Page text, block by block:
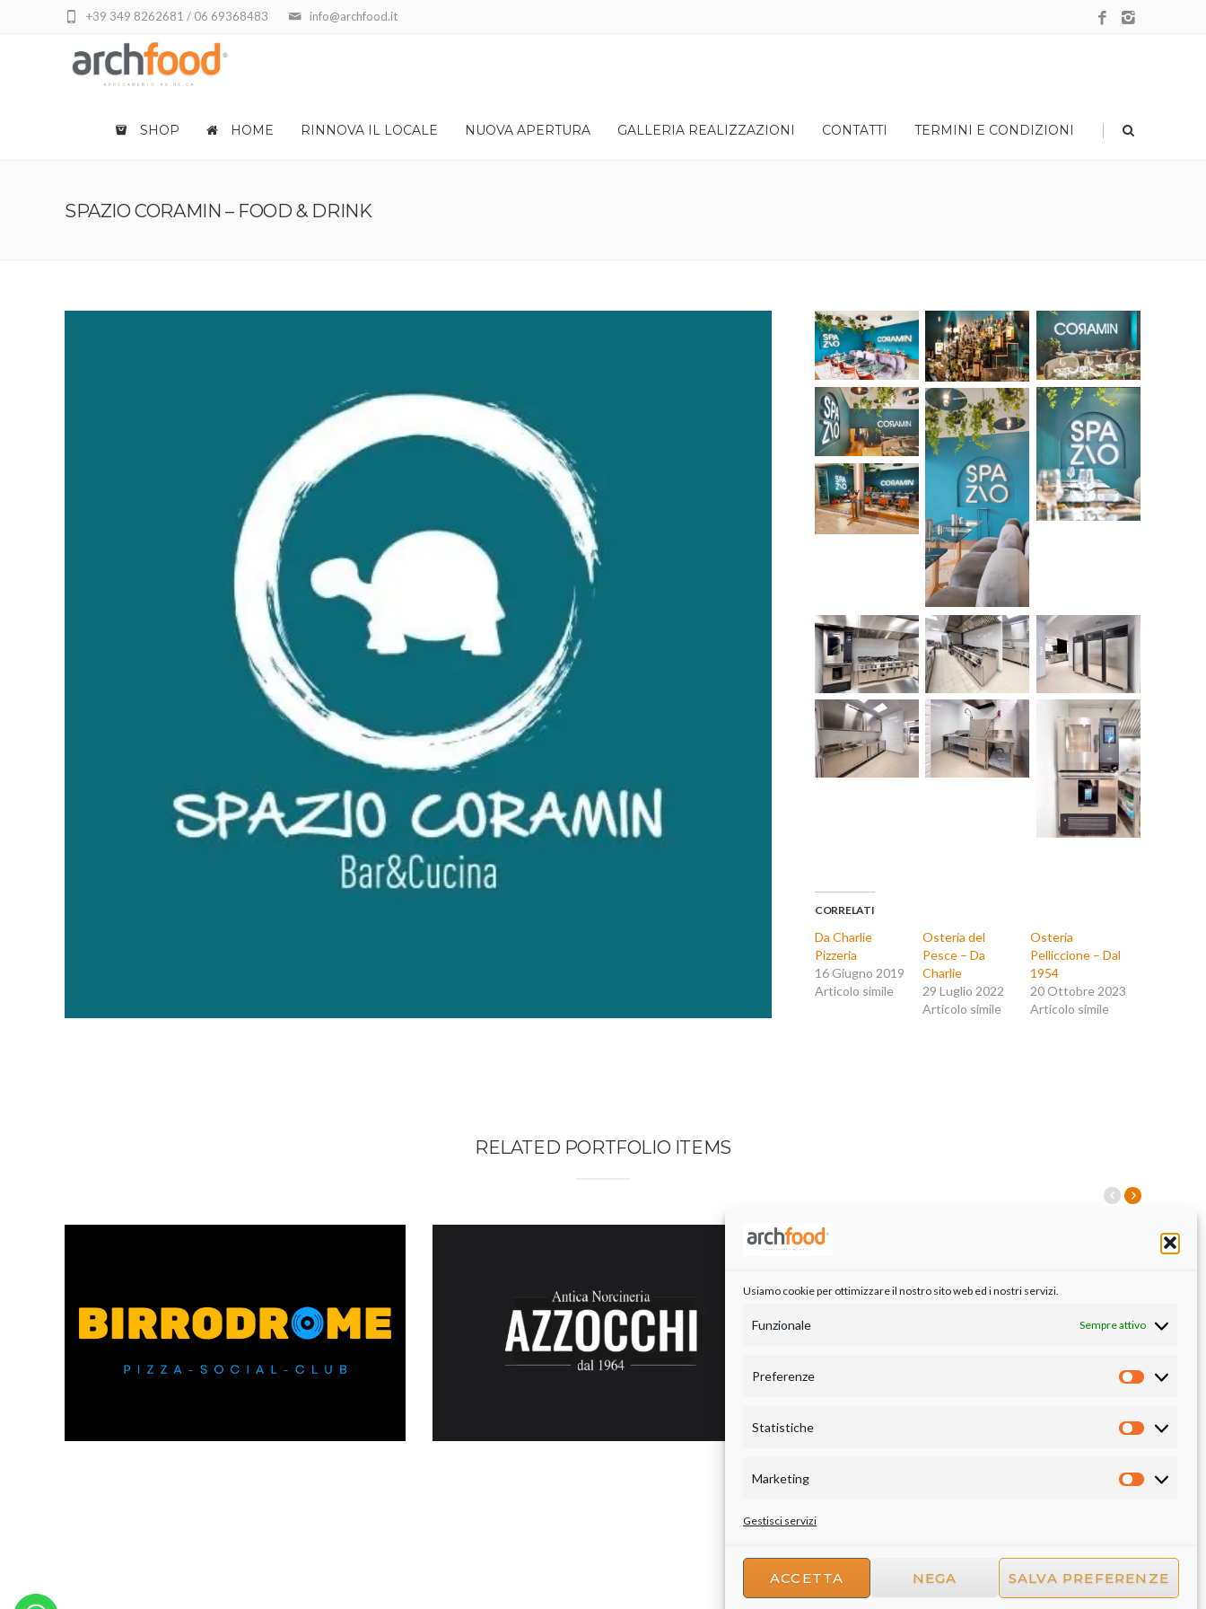
Usiamo cookie per ottimizzare il nostro sito web ed i nostri servizi.
Funzionale Sempre attivo
Preferenze
Preferenze
Statistiche
Statistiche
Marketing
Marketing
Gestisci servizi
ACCETTA NEGA SALVA PREFERENZE
info@archfood.it
+39 349 8262681 / 06 69368483
SHOP HOME RINNOVA IL LOCALE NUOVA APERTURA GALLERIA REALIZZAZIONI CONTATTI TERMINI E CONDIZIONI |
SPAZIO CORAMIN – FOOD & DRINK
CORRELATI
Da Charlie
Pizzeria
16 Giugno 2019
Articolo simile
Osteria del
Pesce – Da
Charlie
29 Luglio 2022
Articolo simile
Osteria
Pelliccione – Dal
1954
20 Ottobre 2023
Articolo simile
RELATED PORTFOLIO ITEMS